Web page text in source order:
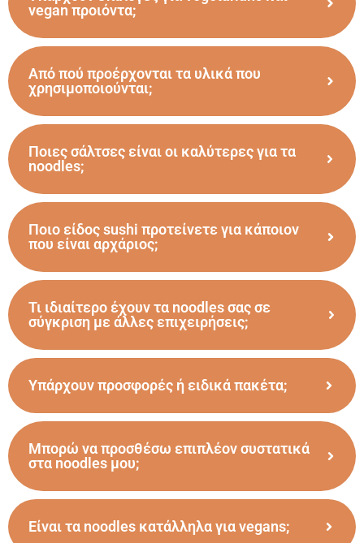
vegan προιόντα;
Από πού προέρχονται τα υλικά που
χρησιμοποιούνται;
Ποιες σάλτσες είναι οι καλύτερες για τα
noodles;
Ποιο είδος sushi προτείνετε για κάποιον
που είναι αρχάριος;
Τι ιδιαίτερο έχουν τα noodles σας σε
σύγκριση με άλλες επιχειρήσεις;
Υπάρχουν προσφορές ή ειδικά πακέτα;
Μπορώ να προσθέσω επιπλέον συστατικά
στα noodles μου;
Είναι τα noodles κατάλληλα για vegans;